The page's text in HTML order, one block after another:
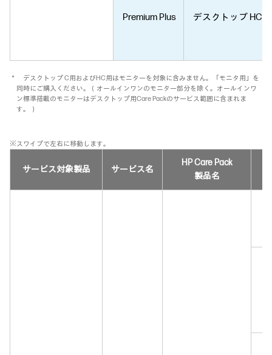
Premium Plus デスクトップ HC用
＊ デスクトップ C用およびHC用はモニターを対象に含みません。「モニタ用」を
同時にご購入ください。（オールインワンのモニター部分を除く。オールインワ
ン標準搭載のモニターはデスクトップ用Care Packのサービス範囲に含まれま
す。）
※スワイプで左右に移動します。
サービス対象製品 サービス名
HP Care Pack
製品名